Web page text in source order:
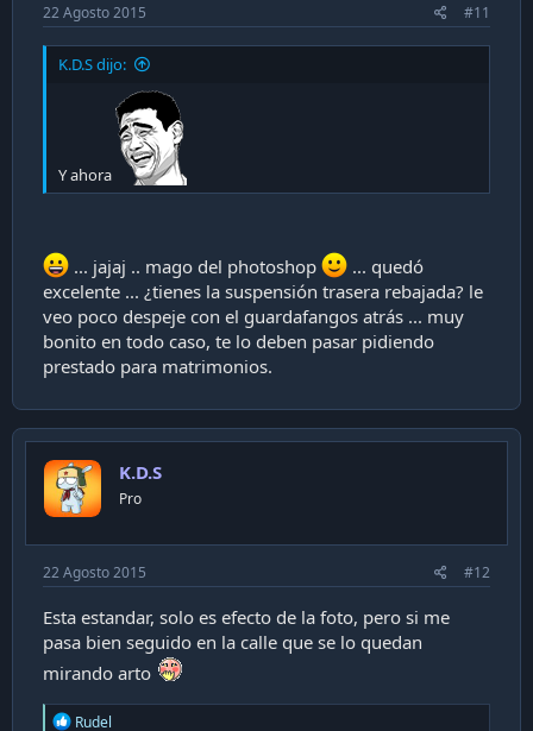
22 Agosto 2015 #11
K.D.S dijo:
Y ahora
... jajaj .. mago del photoshop
... quedó
excelente ... ¿tienes la suspensión trasera rebajada? le
veo poco despeje con el guardafangos atrás ... muy
bonito en todo caso, te lo deben pasar pidiendo
prestado para matrimonios.
K.D.S
Pro
22 Agosto 2015 #12
Esta estandar, solo es efecto de la foto, pero si me
pasa bien seguido en la calle que se lo quedan
mirando arto
R
Rudel